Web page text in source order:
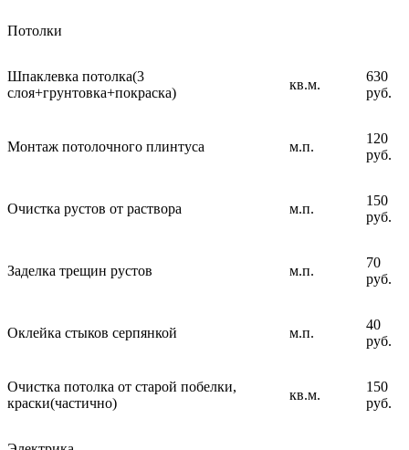
Потолки
Шпаклевка потолка(3
слоя+грунтовка+покраска)
кв.м.
630
руб.
Монтаж потолочного плинтуса м.п.
120
руб.
Очистка рустов от раствора м.п.
150
руб.
Заделка трещин рустов м.п.
70
руб.
Оклейка стыков серпянкой м.п.
40
руб.
Очистка потолка от старой побелки,
краски(частично)
кв.м.
150
руб.